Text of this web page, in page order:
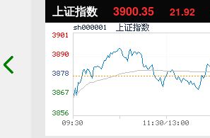
上证指数 3900.35 21.92